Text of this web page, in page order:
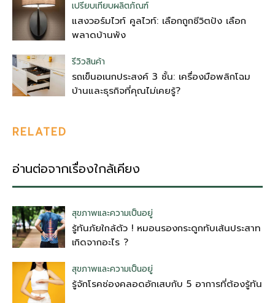
เปรียบเทียบผลิตภัณฑ์
แสงวอร์มไวท์ คูลไวท์: เลือกถูกชีวิตปัง เลือก
พลาดบ้านพัง
รีวิวสินค้า
รถเข็นอเนกประสงค์ 3 ชั้น: เครื่องมือพลิกโฉม
บ้านและธุรกิจที่คุณไม่เคยรู้?
RELATED
อ่านต่อจากเรื่องใกล้เคียง
สุขภาพและความเป็นอยู่
รู้ทันภัยใกล้ตัว ! หมอนรองกระดูกทับเส้นประสาท
เกิดจากอะไร ?
สุขภาพและความเป็นอยู่
รู้จักโรคช่องคลอดอักเสบกับ 5 อาการที่ต้องรู้ทัน